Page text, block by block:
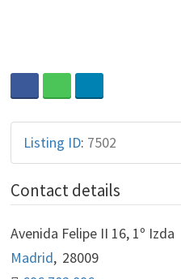
Listing ID: 7502
Contact details
Avenida Felipe II 16, 1º Izda
Madrid, 28009